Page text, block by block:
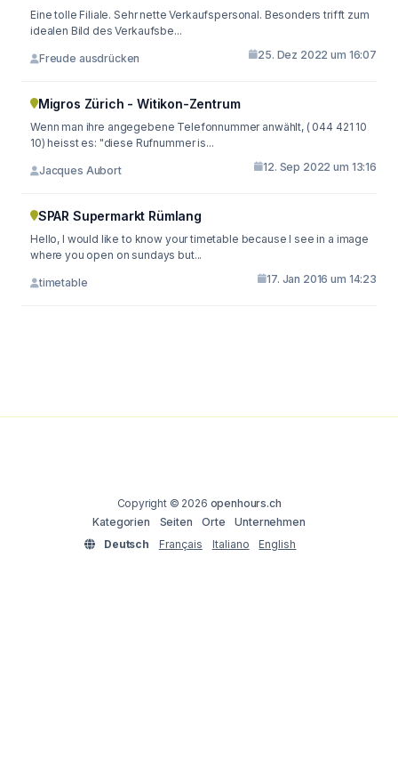
Eine tolle Filiale. Sehr nette Verkaufspersonal. Besonders trifft zum
idealen Bild des Verkaufsbe...
Freude ausdrücken 25. Dez 2022 um 16:07
Migros Zürich - Witikon-Zentrum
Wenn man ihre angegebene Telefonnummer anwählt, ( 044 421 10
10) heisst es: "diese Rufnummer is...
Jacques Aubort 12. Sep 2022 um 13:16
SPAR Supermarkt Rümlang
Hello, I would like to know your timetable because I see in a image
where you open on sundays but...
timetable 17. Jan 2016 um 14:23
Copyright © 2026 openhours.ch
Kategorien
Seiten Orte
Unternehmen
Deutsch
Français Italiano English